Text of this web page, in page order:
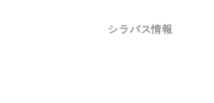
シラバス情報